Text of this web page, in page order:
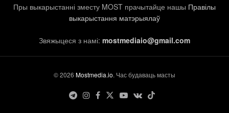
Пры выкарыстанні зместу MOST прачытайце нашы Правілы
выкарыстання матэрыялаў
Звяжыцеся з намі: mostmediaio@gmail.com
© 2026 Mostmedia.io. Час будаваць масты